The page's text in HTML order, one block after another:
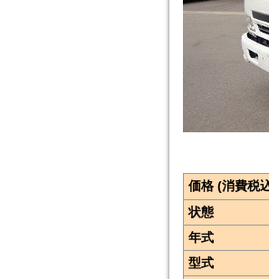
価格 (消費税
状態
年式
型式